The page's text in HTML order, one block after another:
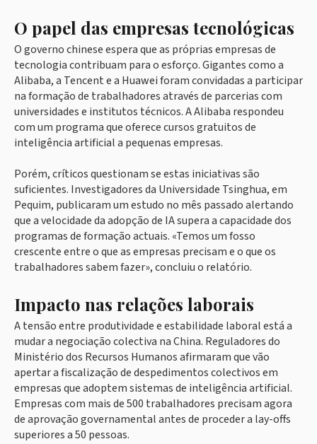
O papel das empresas tecnológicas
O governo chinese espera que as próprias empresas de
tecnologia contribuam para o esforço. Gigantes como a
Alibaba, a Tencent e a Huawei foram convidadas a participar
na formação de trabalhadores através de parcerias com
universidades e institutos técnicos. A Alibaba respondeu
com um programa que oferece cursos gratuitos de
inteligência artificial a pequenas empresas.
Porém, críticos questionam se estas iniciativas são
suficientes. Investigadores da Universidade Tsinghua, em
Pequim, publicaram um estudo no mês passado alertando
que a velocidade da adopção de IA supera a capacidade dos
programas de formação actuais. «Temos um fosso
crescente entre o que as empresas precisam e o que os
trabalhadores sabem fazer», concluiu o relatório.
Impacto nas relações laborais
A tensão entre produtividade e estabilidade laboral está a
mudar a negociação colectiva na China. Reguladores do
Ministério dos Recursos Humanos afirmaram que vão
apertar a fiscalização de despedimentos colectivos em
empresas que adoptem sistemas de inteligência artificial.
Empresas com mais de 500 trabalhadores precisam agora
de aprovação governamental antes de proceder a lay-offs
superiores a 50 pessoas.